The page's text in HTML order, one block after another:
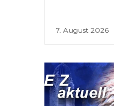
7. August 2026